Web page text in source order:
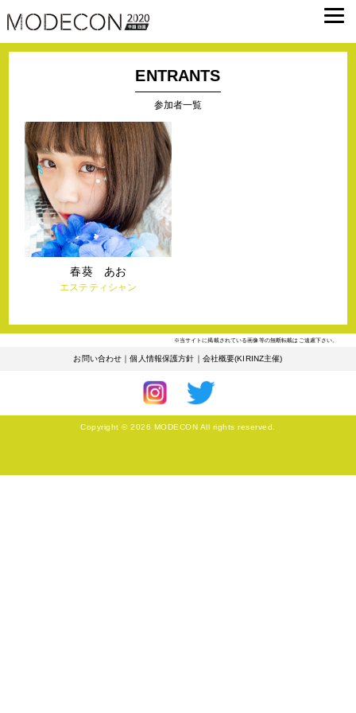
ENTRANTS
参加者一覧
春葵 あお
エステティシャン
※当サイトに掲載されている画像等の無断転載はご遠慮下さい。
お問い合わせ ｜個人情報保護方針 会社概要(KIRINZ主催)
Copyright © 2026 MODECON All rights reserved.